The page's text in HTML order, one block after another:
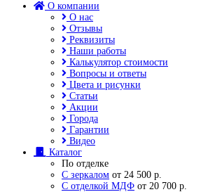
О компании
О нас
Отзывы
Реквизиты
Наши работы
Калькулятор стоимости
Вопросы и ответы
Цвета и рисунки
Статьи
Акции
Города
Гарантии
Видео
Каталог
По отделке
С зеркалом от 24 500 р.
С отделкой МДФ от 20 700 р.